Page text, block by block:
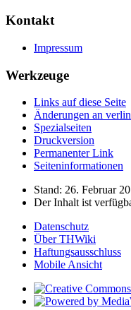
Kontakt
Impressum
Werkzeuge
Links auf diese Seite
Änderungen an
Spezialseiten
Druckversion
Permanenter Link
Seiten­informationen
Stand: 26. Februar
Der Inhalt ist
Datenschutz
Über THWiki
Haftungsausschluss
Mobile Ansicht